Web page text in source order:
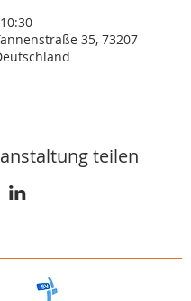
35, 73207
teilen